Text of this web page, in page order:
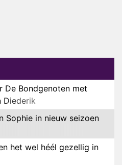
De Bondgenoten met
Diederik
Sophie in nieuw seizoen
het wel héél gezellig in